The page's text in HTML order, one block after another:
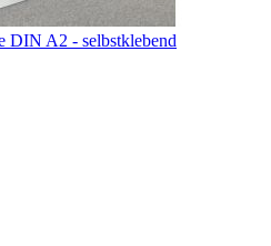
DIN A2 - selbstklebend